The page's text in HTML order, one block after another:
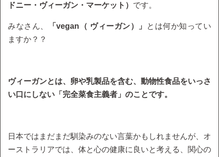
ドニー・ヴィーガン・マーケット） です。
みなさん、 「vegan（ ヴィーガン）」
とは何か知ってい
ますか？？
ヴィーガンとは、卵や乳製品を含む、動物性食品をいっさ
い口にしない「完全菜食主義者」のことです。
日本ではまだまだ馴染みのない言葉かもしれませんが、オ
ーストラリアでは、体と心の健康に良いと考える、関心の